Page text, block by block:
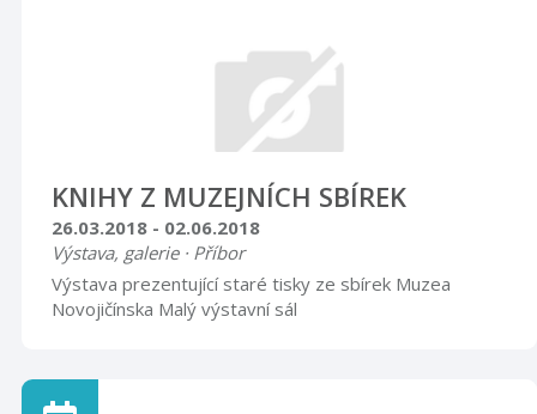
KNIHY Z MUZEJNÍCH SBÍREK
26.03.2018 - 02.06.2018
Výstava, galerie · Příbor
Výstava prezentující staré tisky ze sbírek Muzea
Novojičínska Malý výstavní sál